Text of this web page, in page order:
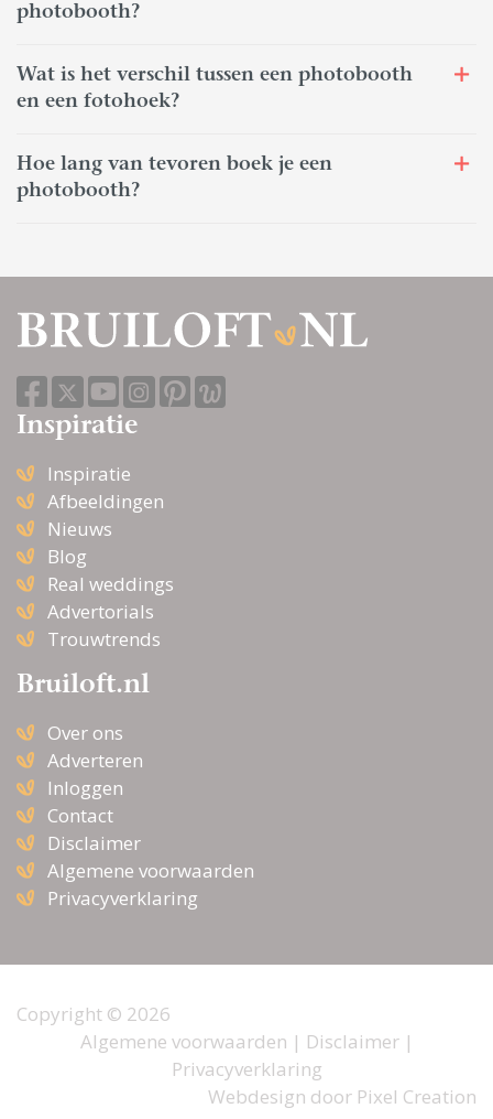
photobooth?
Wat is het verschil tussen een photobooth
en een fotohoek?
Hoe lang van tevoren boek je een
photobooth?
Inspiratie
Inspiratie
Afbeeldingen
Nieuws
Blog
Real weddings
Advertorials
Trouwtrends
Bruiloft.nl
Over ons
Adverteren
Inloggen
Contact
Disclaimer
Algemene voorwaarden
Privacyverklaring
Copyright © 2026
Algemene voorwaarden | Disclaimer|
Privacyverklaring
Webdesign door Pixel Creation